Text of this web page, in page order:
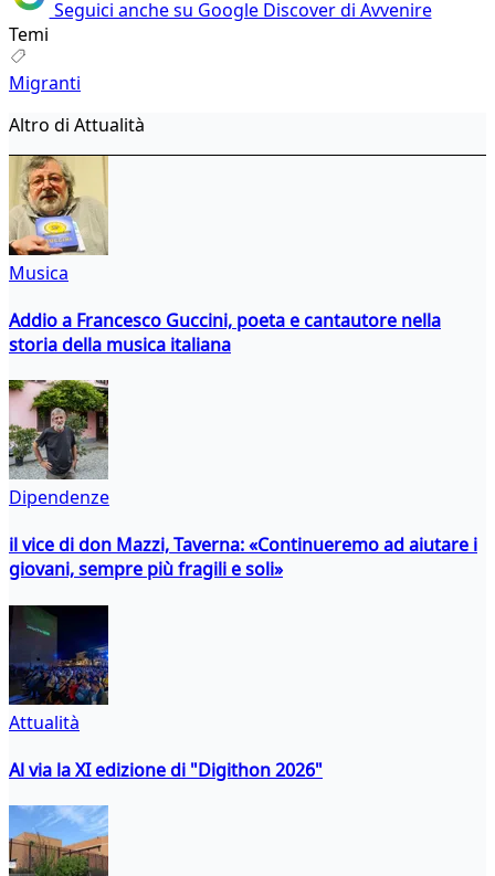
Seguici anche su Google Discover di Avvenire
Temi
Migranti
Altro di Attualità
Musica
Addio a Francesco Guccini, poeta e cantautore nella
storia della musica italiana
Dipendenze
il vice di don Mazzi, Taverna: «Continueremo ad aiutare i
giovani, sempre più fragili e soli»
Attualità
Al via la XI edizione di "Digithon 2026"